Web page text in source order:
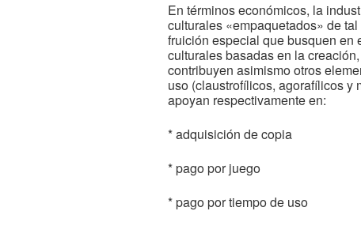
En términos económicos, la
culturales «empaquetados» de
fruición especial que busquen en
culturales basadas en la
contribuyen asimismo otros
uso (claustrofílicos, agorafílicos y
apoyan respectivamente en:
* adquisición de copia
* pago por juego
* pago por tiempo de uso